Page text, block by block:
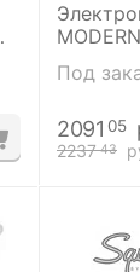
Под
2237 43
2091 05